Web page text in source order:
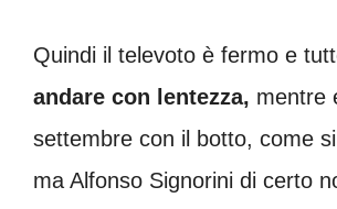
Quindi il televoto è fermo e
andare con lentezza, mentre
settembre con il botto, come
ma Alfonso Signorini di certo